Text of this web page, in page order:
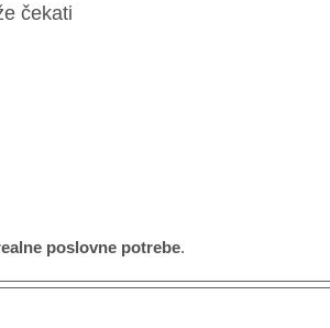
čekati
poslovne potrebe.